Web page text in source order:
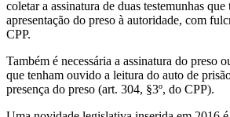
coletar a assinatura de duas testemunhas
apresentação do preso à autoridade, com
CPP.
Também é necessária a assinatura do preso
que tenham ouvido a leitura do auto de
presença do preso (art. 304, §3º, do CPP).